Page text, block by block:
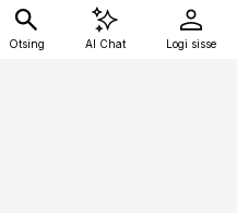
Otsing AI Chat Logi sisse